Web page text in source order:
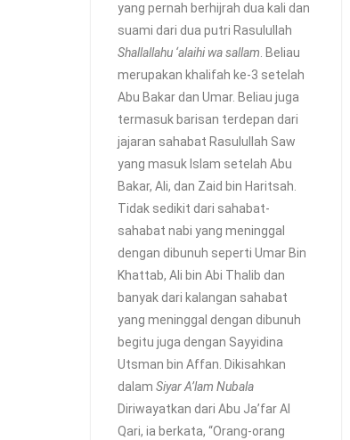
yang pernah berhijrah dua kali dan
suami dari dua putri Rasulullah
Shallallahu ‘alaihi wa sallam. Beliau
merupakan khalifah ke-3 setelah
Abu Bakar dan Umar. Beliau juga
termasuk barisan terdepan dari
jajaran sahabat Rasulullah Saw
yang masuk Islam setelah Abu
Bakar, Ali, dan Zaid bin Haritsah.
Tidak sedikit dari sahabat-
sahabat nabi yang meninggal
dengan dibunuh seperti Umar Bin
Khattab, Ali bin Abi Thalib dan
banyak dari kalangan sahabat
yang meninggal dengan dibunuh
begitu juga dengan Sayyidina
Utsman bin Affan. Dikisahkan
dalam Siyar A’lam Nubala
Diriwayatkan dari Abu Ja’far Al
Qari, ia berkata, “Orang-orang